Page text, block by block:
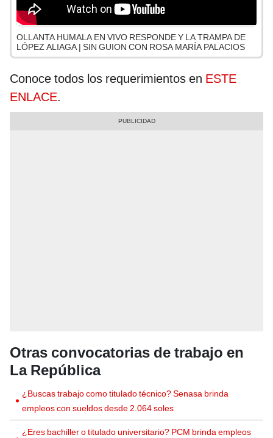
OLLANTA HUMALA EN VIVO RESPONDE Y LA TRAMPA DE
LÓPEZ ALIAGA | SIN GUION CON ROSA MARÍA PALACIOS
Conoce todos los requerimientos en ESTE
ENLACE.
Otras convocatorias de trabajo en
La República
¿Buscas trabajo como titulado técnico? Senasa brinda
empleos con sueldos desde 2.064 soles
¿Eres bachiller o titulado universitario? PCM brinda empleos